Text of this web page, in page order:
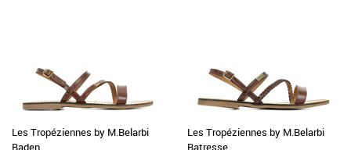
Les Tropéziennes by M.Belarbi
Baden
Les Tropéziennes by M.Belarbi
Batresse